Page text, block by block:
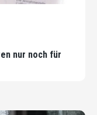
nur noch für